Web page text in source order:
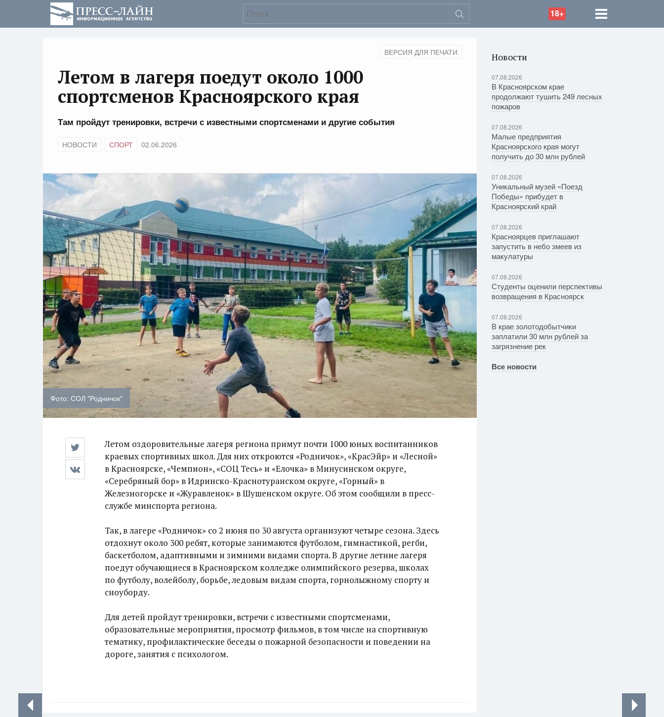
18+
ВЕРСИЯ ДЛЯ ПЕЧАТИ
Летом в лагеря поедут около 1000
спортсменов Красноярского края
Там пройдут тренировки, встречи с известными спортсменами и другие события
НОВОСТИ СПОРТ 02.06.2026
Фото: СОЛ "Родничок"
Летом оздоровительные лагеря региона примут почти 1000 юных воспитанников
краевых спортивных школ. Для них откроются «Родничок», «КрасЭйр» и «Лесной»
в Красноярске, «Чемпион», «СОЦ Тесь» и «Елочка» в Минусинском округе,
«Серебряный бор» в Идринско-Краснотуранском округе, «Горный» в
Железногорске и «Журавленок» в Шушенском округе. Об этом сообщили в пресс-
службе минспорта региона.
Так, в лагере «Родничок» со 2 июня по 30 августа организуют четыре сезона. Здесь
отдохнут около 300 ребят, которые занимаются футболом, гимнастикой, регби,
баскетболом, адаптивными и зимними видами спорта. В другие летние лагеря
поедут обучающиеся в Красноярском колледже олимпийского резерва, школах
по футболу, волейболу, борьбе, ледовым видам спорта, горнолыжному спорту и
сноуборду.
Для детей пройдут тренировки, встречи с известными спортсменами,
образовательные мероприятия, просмотр фильмов, в том числе на спортивную
тематику, профилактические беседы о пожарной безопасности и поведении на
дороге, занятия с психологом.
Новости
07.08.2026
В Красноярском крае
продолжают тушить 249 лесных
пожаров
07.08.2026
Малые предприятия
Красноярского края могут
получить до 30 млн рублей
07.08.2026
Уникальный музей «Поезд
Победы» прибудет в
Красноярский край
07.08.2026
Красноярцев приглашают
запустить в небо змеев из
макулатуры
07.08.2026
Студенты оценили перспективы
возвращения в Красноярск
07.08.2026
В крае золотодобытчики
заплатили 30 млн рублей за
загрязнение рек
Все новости